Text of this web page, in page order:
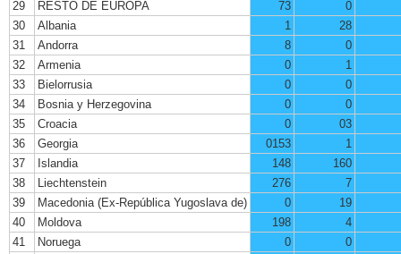
29
RESTO DE EUROPA 73
0
30
Albania 1
28
31
Andorra 8
0
32
Armenia 0
1
33
Bielorrusia 0
0
34
Bosnia y Herzegovina 0
0
35
Croacia 0
03
36
Georgia 0153
1
37
Islandia 148
160
38
Liechtenstein 276
7
39
Macedonia (Ex-República Yugoslava de) 0
19
40
Moldova 198
4
41
Noruega 0
0